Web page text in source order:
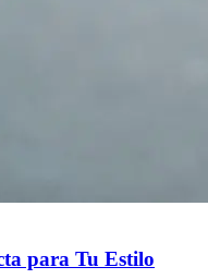
para Tu Estilo